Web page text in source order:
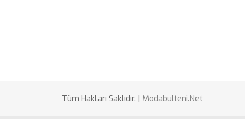
Tüm Hakları Saklıdır. | Modabulteni.Net